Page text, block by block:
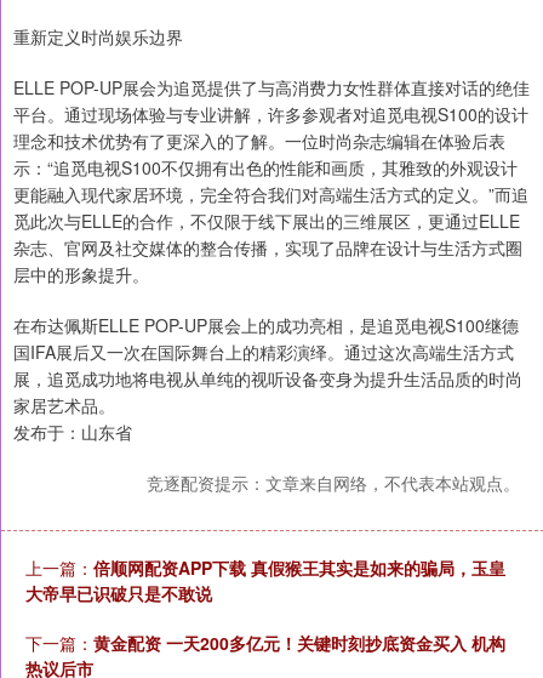
重新定义时尚娱乐边界
ELLE POP-UP展会为追觅提供了与高消费力女性群体直接对话的绝佳
平台。通过现场体验与专业讲解，许多参观者对追觅电视S100的设计
理念和技术优势有了更深入的了解。一位时尚杂志编辑在体验后表
示：“追觅电视S100不仅拥有出色的性能和画质，其雅致的外观设计
更能融入现代家居环境，完全符合我们对高端生活方式的定义。”而追
觅此次与ELLE的合作，不仅限于线下展出的三维展区，更通过ELLE
杂志、官网及社交媒体的整合传播，实现了品牌在设计与生活方式圈
层中的形象提升。
在布达佩斯ELLE POP-UP展会上的成功亮相，是追觅电视S100继德
国IFA展后又一次在国际舞台上的精彩演绎。通过这次高端生活方式
展，追觅成功地将电视从单纯的视听设备变身为提升生活品质的时尚
家居艺术品。
发布于：山东省
竞逐配资提示：文章来自网络，不代表本站观点。
上一篇： 倍顺网配资APP下载 真假猴王其实是如来的骗局，玉皇
大帝早已识破只是不敢说
下一篇： 黄金配资 一天200多亿元！关键时刻抄底资金买入 机构
热议后市